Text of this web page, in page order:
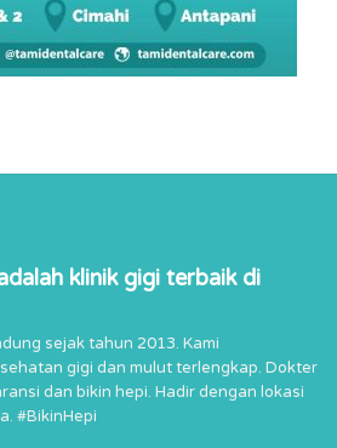
klinik gigi terbaik di
sejak tahun 2013. Kami
gigi dan mulut terlengkap. Dokter
dan bikin hepi. Hadir dengan lokasi
#BikinHepi